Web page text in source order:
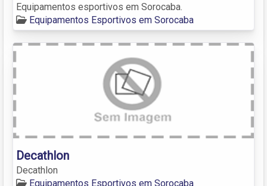
Equipamentos esportivos em Sorocaba.
Equipamentos Esportivos em Sorocaba
Decathlon
Decathlon
Equipamentos Esportivos em Sorocaba